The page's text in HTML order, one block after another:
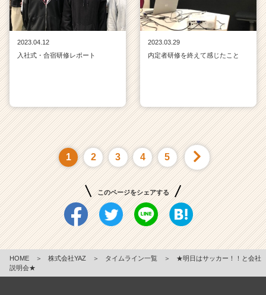
2023.04.12
入社式・合宿研修レポート
2023.03.29
内定者研修を終えて感じたこと
1 2 3 4 5
このページをシェアする
HOME ＞ 株式会社YAZ ＞ タイムライン一覧 ＞
★明日はサッカー！！と会社
説明会★